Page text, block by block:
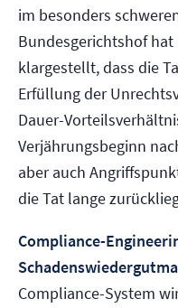
im besonders
Bundesgerichtshof
klargestellt, dass die
Erfüllung der
Dauer-
Verjährungsbeginn
aber auch
die Tat lange
Compliance-
Compliance-System